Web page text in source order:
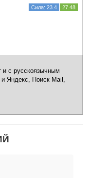
Сила: 23.4 27.48
и с русскоязычным
и Яндекс, Поиск Mail,